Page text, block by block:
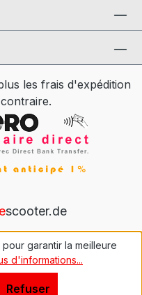
les frais d'expédition
escooter.de
garantir la meilleure
d'informations...
Refuser